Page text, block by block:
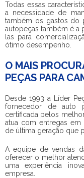
Todas essas
a necessidade de
também os gastos do
autopeças também é a
las para
ótimo desempenho.
O MAIS
PEÇAS PARA
Desde 1993 a Líder
fornecedor de auto
certificada pelos
atua com entregas
de última geração que
A equipe de vendas
oferecer o melhor
uma experiência
empresa.